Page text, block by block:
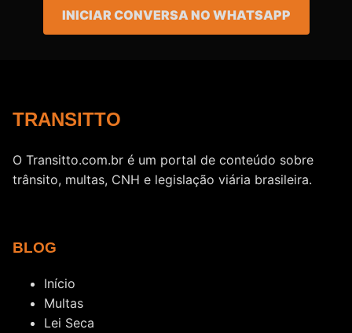
INICIAR CONVERSA NO WHATSAPP
TRANSITTO
O Transitto.com.br é um portal de conteúdo sobre
trânsito, multas, CNH e legislação viária brasileira.
BLOG
Início
Multas
Lei Seca